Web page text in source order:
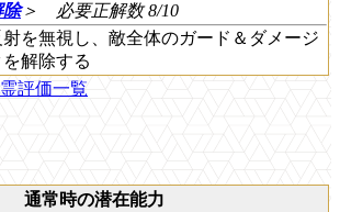
除＞
必要正解数 8/10
射を無視し、敵全体のガード＆ダメージ
解除する
評価一覧
通常時の潜在能力